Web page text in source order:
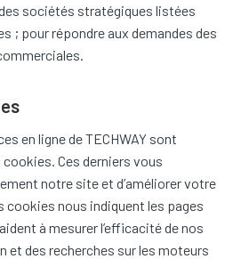
sociétés stratégiques listées
; pour répondre aux demandes des
en ligne de TECHWAY sont
Ces derniers vous
notre site et d’améliorer votre
nous indiquent les pages
à mesurer l’efficacité de nos
et des recherches sur les moteurs